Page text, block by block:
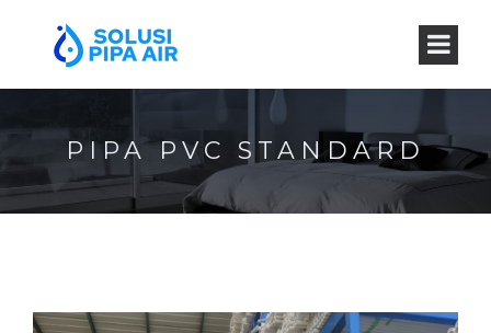
PIPA PVC STANDARD